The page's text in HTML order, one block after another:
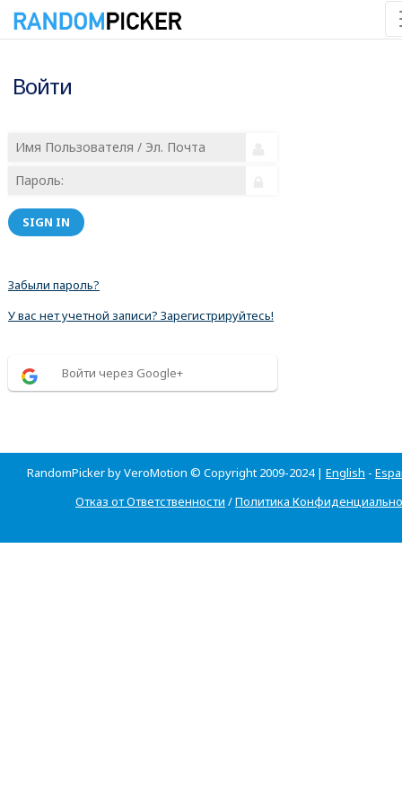
Войти
SIGN IN
Забыли пароль?
У вас нет учетной записи? Зарегистрируйтесь!
Войти через Google+
RandomPicker by VeroMotion © Copyright 2009-2024 | English -
Отказ от Ответственности /Политика